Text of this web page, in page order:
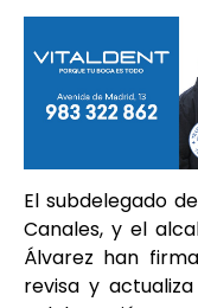
El subdelegado
Canales, y el
Álvarez han
revisa y